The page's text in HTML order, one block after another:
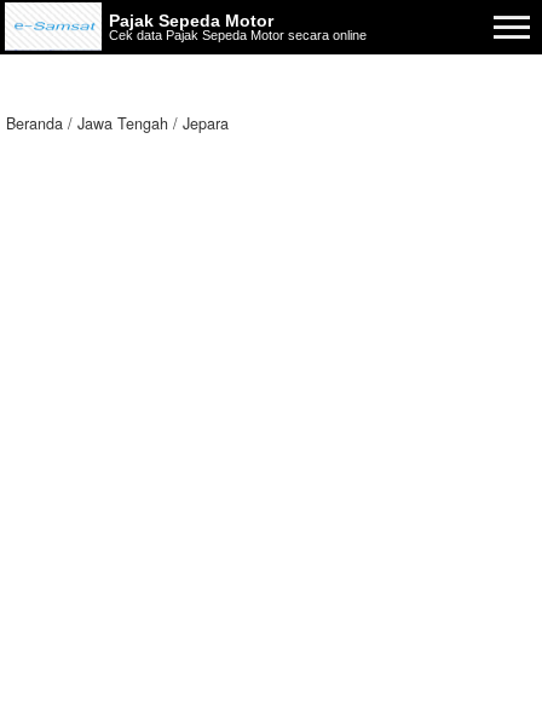
Pajak Sepeda Motor
Cek data Pajak Sepeda Motor secara online
Beranda Jawa Tengah Jepara